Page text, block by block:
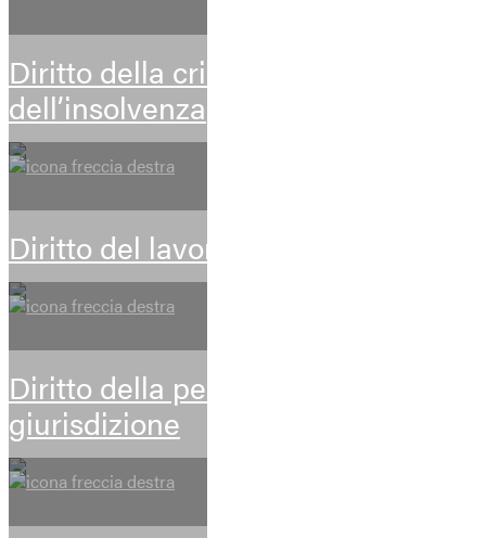
Diritto della crisi d’impresa e
dell’insolvenza
Diritto del lavoro
Diritto della persona e volontaria
giurisdizione